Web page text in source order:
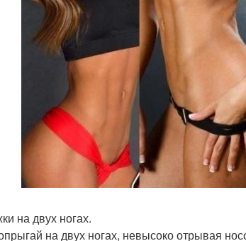
на двух ногах.
на двух ногах, невысоко отрывая